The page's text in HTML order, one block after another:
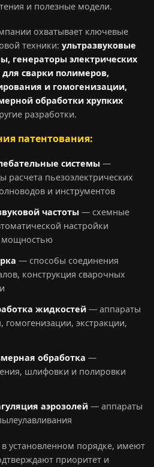
и полезные модели.
охватывает ключевые
техники: ультразвуковые
генераторы электрических
для сварки полимеров,
и гомогенизации,
обработки хрупких
разработки.
патентования:
системы —
расчета пьезоэлектрических
и инструментов
частоты — схемные
настройки
мощностью
— способы соединения
конструкция сварочных
жидкостей — аппараты
гомогенизации, экстракции,
обработка —
шлифовки и полировки
аэрозолей — аппараты
установленном порядке, имеют
приоритет и